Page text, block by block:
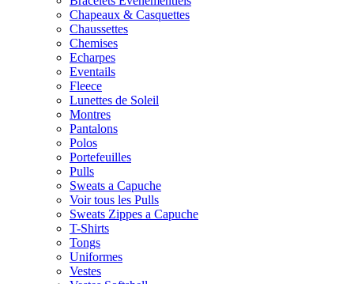
Chapeaux & Casquettes
Chaussettes
Chemises
Echarpes
Eventails
Fleece
Lunettes de Soleil
Montres
Pantalons
Polos
Portefeuilles
Pulls
Sweats a Capuche
Voir tous les Pulls
Sweats Zippes a Capuche
T-Shirts
Tongs
Uniformes
Vestes